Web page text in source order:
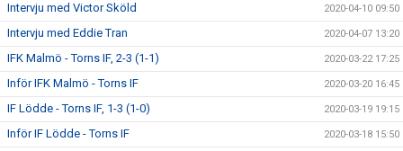
Intervju med Victor Sköld 2020-04-10 09:50
Intervju med Eddie Tran 2020-04-07 13:20
IFK Malmö - Torns IF, 2-3 (1-1) 2020-03-22 17:25
Inför IFK Malmö - Torns IF 2020-03-20 16:45
IF Lödde - Torns IF, 1-3 (1-0) 2020-03-19 19:15
Inför IF Lödde - Torns IF 2020-03-18 15:50